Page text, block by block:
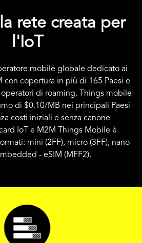
rete creata per
l'IoT
mobile globale dedicato ai
con copertura in più di 165 Paesi e
di roaming. Things mobile
di $0.10/MB nei principali Paesi
costi iniziali e senza canone
IoT e M2M Things Mobile è
mini (2FF), micro (3FF), nano
- eSIM (MFF2).